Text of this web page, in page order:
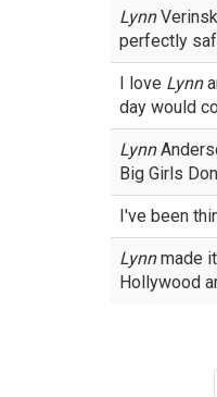
Lynn
perfectly
I love Lynn
day would
Lynn
Big Girls
I've been
Lynnmade
Hollywood